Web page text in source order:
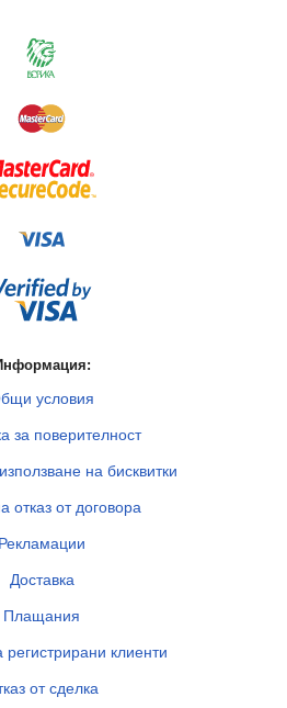
условия
за поверителност
на бисквитки
отказ от договора
Рекламации
Доставка
Плащания
регистрирани клиенти
от сделка